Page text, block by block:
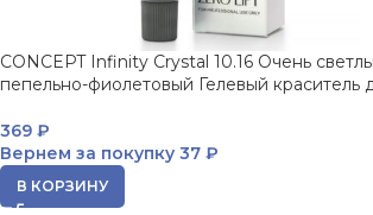
CONCEPT Infinity Crystal 10.16 Очень
пепельно-фиолетовый Гелевый краситель
369 ₽
Вернем за покупку 37 ₽
В КОРЗИНУ